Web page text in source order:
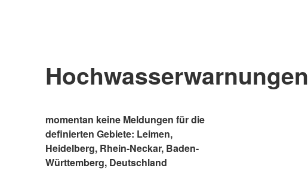
Hochwasserwarnungen
momentan keine Meldungen für die
definierten Gebiete: Leimen,
Heidelberg, Rhein-Neckar, Baden-
Württemberg, Deutschland